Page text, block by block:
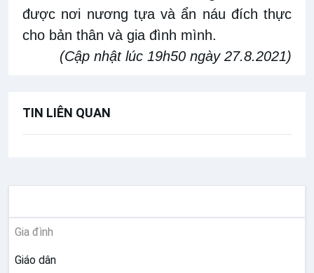
được nơi nương tựa và ẩn náu đích thực
cho bản thân và gia đình mình.
(Cập nhật lúc 19h50 ngày 27.8.2021)
TIN LIÊN QUAN
Gia đình
Giáo dân